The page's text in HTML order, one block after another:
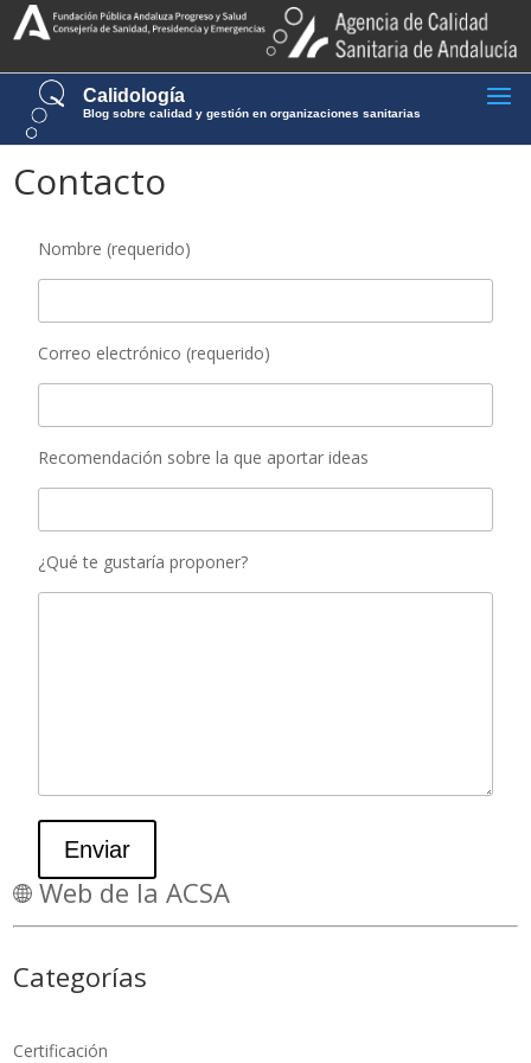
Calidología
Blog sobre calidad y gestión en organizaciones sanitarias
Contacto
Nombre (requerido)
Correo electrónico (requerido)
Recomendación sobre la que aportar ideas
¿Qué te gustaría proponer?
Enviar
Web de la ACSA
Categorías
Certificación